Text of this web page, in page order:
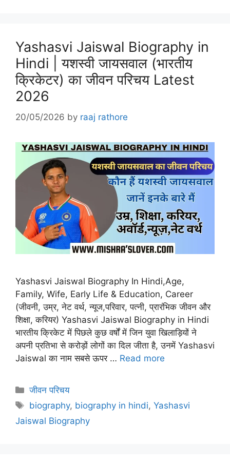
Yashasvi Jaiswal Biography in
Hindi | यशस्वी जायसवाल (भारतीय
क्रिकेटर) का जीवन परिचय Latest
2026
20/05/2026 by raaj rathore
Yashasvi Jaiswal Biography In Hindi,Age,
Family, Wife, Early Life & Education, Career
(जीवनी, उम्र, नेट वर्थ, न्यूज,परिवार, पत्नी, प्रारंभिक जीवन और
शिक्षा, करियर) Yashasvi Jaiswal Biography in Hindi
भारतीय क्रिकेट में पिछले कुछ वर्षों में जिन युवा खिलाड़ियों ने
अपनी प्रतिभा से करोड़ों लोगों का दिल जीता है, उनमें Yashasvi
Jaiswal का नाम सबसे ऊपर … Read more
Categories
जीवन परिचय
Tags
biography, biography in hindi,Yashasvi
Jaiswal Biography